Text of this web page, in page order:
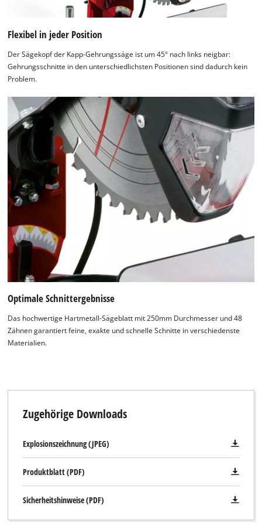
Wir benötigen deine Zustimmung, um
Google Maps laden zu können!
This content is not permitted to load due
to trackers that are not disclosed to the
visitor. The website owner needs to setup
to the list of technologies used.
Powered byUsercentrics Consent
Management Platform
Flexibel in jeder Position
Der Sägekopf der Kapp-Gehrungssäge ist um 45° nach links neigbar:
Gehrungsschnitte in den unterschiedlichsten Positionen sind dadurch kein
Problem.
Optimale Schnittergebnisse
Das hochwertige Hartmetall-Sägeblatt mit 250mm Durchmesser und 48
Zähnen garantiert feine, exakte und schnelle Schnitte in verschiedenste
Materialien.
Zugehörige Downloads
Explosionszeichnung (JPEG)
Produktblatt (PDF)
Sicherheitshinweise (PDF)